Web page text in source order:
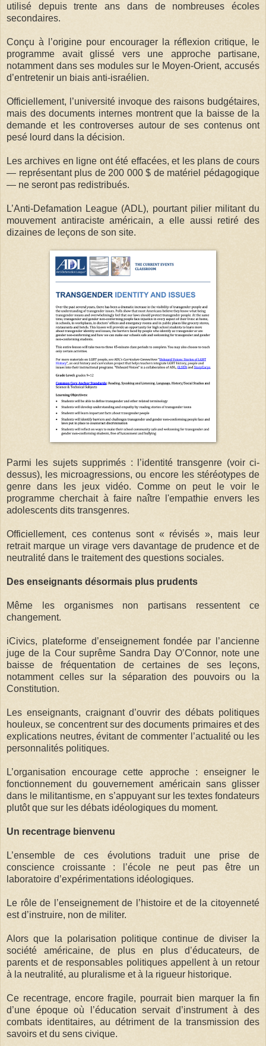
utilisé depuis trente ans dans de nombreuses écoles
secondaires.
Conçu à l’origine pour encourager la réflexion critique, le
programme avait glissé vers une approche partisane,
notamment dans ses modules sur le Moyen-Orient, accusés
d’entretenir un biais anti-israélien.
Officiellement, l’université invoque des raisons budgétaires,
mais des documents internes montrent que la baisse de la
demande et les controverses autour de ses contenus ont
pesé lourd dans la décision.
Les archives en ligne ont été effacées, et les plans de cours
— représentant plus de 200 000 $ de matériel pédagogique
— ne seront pas redistribués.
L’Anti-Defamation League (ADL), pourtant pilier militant du
mouvement antiraciste américain, a elle aussi retiré des
dizaines de leçons de son site.
Parmi les sujets supprimés : l’identité transgenre (voir ci-
dessus), les microagressions, ou encore les stéréotypes de
genre dans les jeux vidéo. Comme on peut le voir le
programme cherchait à faire naître l'empathie envers les
adolescents dits transgenres.
Officiellement, ces contenus sont « révisés », mais leur
retrait marque un virage vers davantage de prudence et de
neutralité dans le traitement des questions sociales.
Des enseignants désormais plus prudents
Même les organismes non partisans ressentent ce
changement.
iCivics, plateforme d’enseignement fondée par l’ancienne
juge de la Cour suprême Sandra Day O’Connor, note une
baisse de fréquentation de certaines de ses leçons,
notamment celles sur la séparation des pouvoirs ou la
Constitution.
Les enseignants, craignant d’ouvrir des débats politiques
houleux, se concentrent sur des documents primaires et des
explications neutres, évitant de commenter l’actualité ou les
personnalités politiques.
L’organisation encourage cette approche : enseigner le
fonctionnement du gouvernement américain sans glisser
dans le militantisme, en s’appuyant sur les textes fondateurs
plutôt que sur les débats idéologiques du moment.
Un recentrage bienvenu
L’ensemble de ces évolutions traduit une prise de
conscience croissante : l’école ne peut pas être un
laboratoire d’expérimentations idéologiques.
Le rôle de l’enseignement de l’histoire et de la citoyenneté
est d’instruire, non de militer.
Alors que la polarisation politique continue de diviser la
société américaine, de plus en plus d’éducateurs, de
parents et de responsables politiques appellent à un retour
à la neutralité, au pluralisme et à la rigueur historique.
Ce recentrage, encore fragile, pourrait bien marquer la fin
d’une époque où l’éducation servait d’instrument à des
combats identitaires, au détriment de la transmission des
savoirs et du sens civique.